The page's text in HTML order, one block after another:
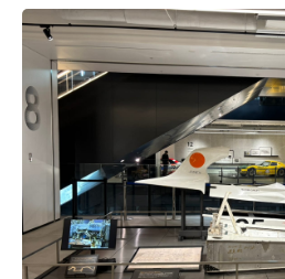
半から1990年代前半にかけて、F1ブ
れこそ街を往くフツーのOLのお姉さ
らいは知っていたハズだ。しかし、
以上に分かりやすいドライバー同士
してのことで、スーパーカーブーム
ェア”に皆が夢中になったのとはちょ
ない。 スーパーカーブームは外国車が対象でありながら、実は
日本固有の現象であったというのは
王者フェラーリの365GT4BBや512BB